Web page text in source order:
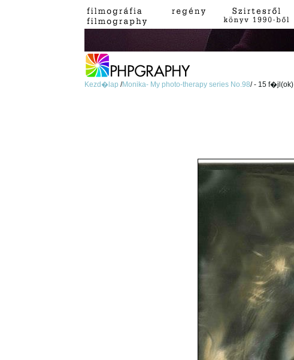
Kezd�lap /Monika- My photo-therapy series No.98/ - 15 f�jl(ok)